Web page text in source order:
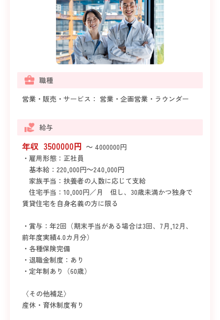
職種
営業・販売・サービス： 営業・企画営業・ラウンダー
給与
年収 3500000円 ～ 4000000円
・雇用形態：正社員
基本給：220,000円～240,000円
家族手当：扶養者の人数に応じて支給
住宅手当：10,000円／月 但し、30歳未満かつ独身で
賃貸住宅を自身名義の方に限る
・賞与：年2回（期末手当がある場合は3回、7月,12月、
前年度実績4.0カ月分）
・各種保険完備
・退職金制度：あり
・定年制あり（60歳）
〈その他補足〉
産休・育休制度有り